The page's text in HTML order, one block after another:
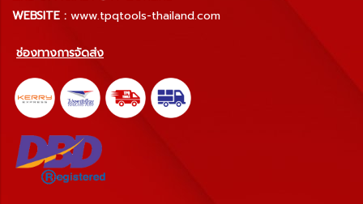
WEBSITE : www.tpqtools-thailand.com
ช่องทางการจัดส่ง